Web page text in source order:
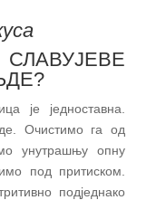
је једноставна.
Очистимо га од
унутрашњу опну
под притиском.
подједнако